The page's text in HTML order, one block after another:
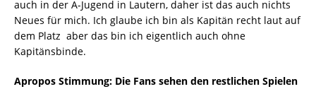
auch in der A-Jugend in Lautern, daher ist das auch nichts
Neues für mich. Ich glaube ich bin als Kapitän recht laut auf
dem Platz  aber das bin ich eigentlich auch ohne
Kapitänsbinde.
Apropos Stimmung: Die Fans sehen den restlichen Spielen